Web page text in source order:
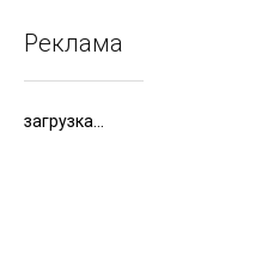
Реклама
загрузка...